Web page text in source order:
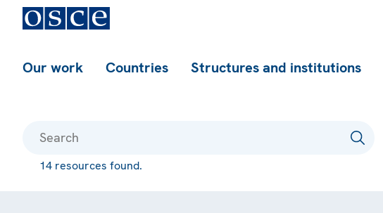
Our work Countries Structures and institutions
14 resources found.